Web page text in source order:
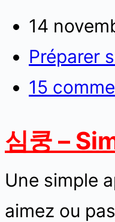
14
Préparer
15
심쿵 –
Une simple
aimez ou